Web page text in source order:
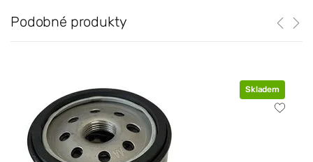
Podobné produkty
Skladem